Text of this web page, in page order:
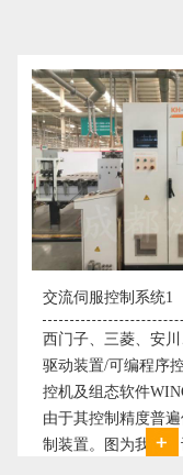
交流伺服控制系统2
西门子、三菱、安
驱动装置/可编程序
控机及组态软件
由于其控制精度普
制装置。图为我公